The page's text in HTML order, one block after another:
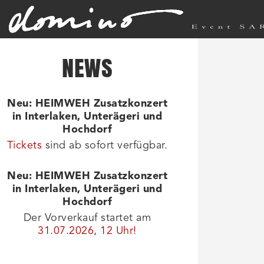
NEWS
Neu: HEIMWEH Zusatzkonzert
in Interlaken, Unterägeri und
Hochdorf
Tickets sind ab sofort verfügbar.
Neu: HEIMWEH Zusatzkonzert
in Interlaken, Unterägeri und
Hochdorf
Der Vorverkauf startet am
31.07.2026, 12 Uhr!